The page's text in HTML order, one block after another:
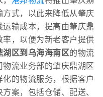
方式，以此来降低从肇庆
输成本，提高由肇庆鼎
，以便为新老客户提供
湖区到乌海海南区的物流
流业务部的肇庆鼎湖区
的物流服务，根据客户
案，包括仓储、配送、